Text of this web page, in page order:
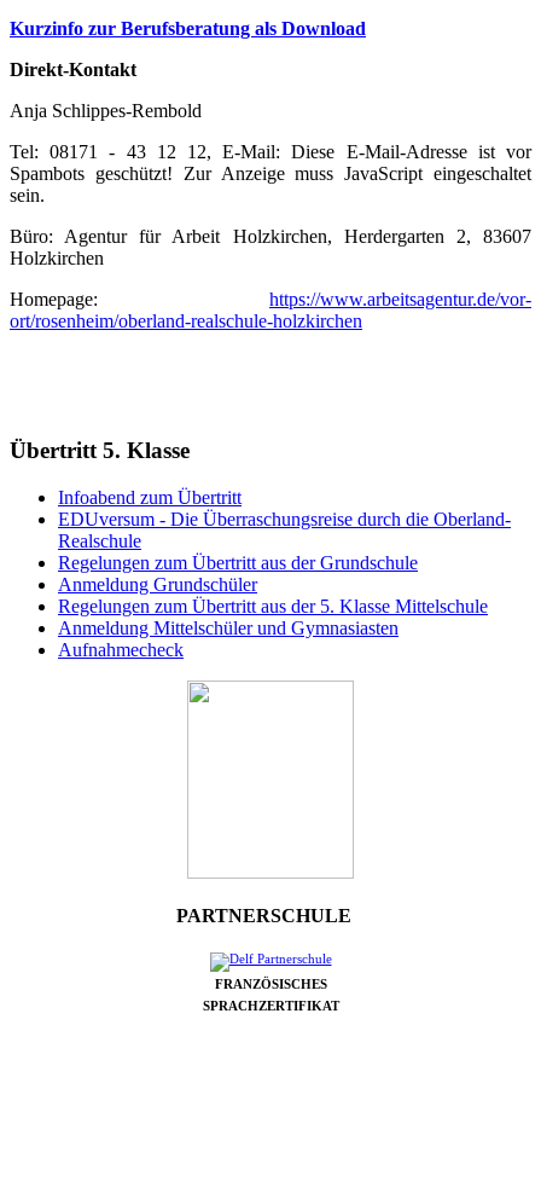
Kurzinfo zur Berufsberatung als Download
Direkt-Kontakt
Anja Schlippes-Rembold
Tel: 08171 - 43 12 12, E-Mail:Diese E-Mail-Adresse ist vor
Spambots geschützt! Zur Anzeige muss JavaScript eingeschaltet
sein.
Büro: Agentur für Arbeit Holzkirchen, Herdergarten 2, 83607
Holzkirchen
Homepage: https://www.arbeitsagentur.de/vor-
ort/rosenheim/oberland-realschule-holzkirchen
Übertritt 5. Klasse
Infoabend zum Übertritt
EDUversum - Die Überraschungsreise durch die Oberland-
Realschule
Regelungen zum Übertritt aus der Grundschule
Anmeldung Grundschüler
Regelungen zum Übertritt aus der 5. Klasse Mittelschule
Anmeldung Mittelschüler und Gymnasiasten
Aufnahmecheck
PARTNERSCHULE
FRANZÖSISCHES
SPRACHZERTIFIKAT